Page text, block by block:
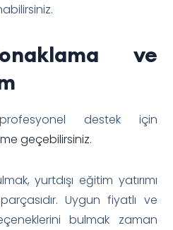
ve
destek için
geçebilirsiniz.
yurtdışı eğitim yatırımı
Uygun fiyatlı ve
bulmak zaman